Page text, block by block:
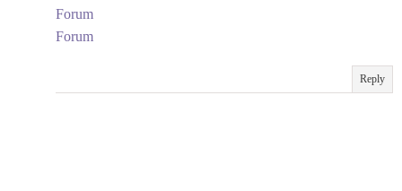
Forum
Forum
Reply